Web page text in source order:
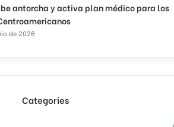
antorcha y activa plan médico para los
de 2026
Categories